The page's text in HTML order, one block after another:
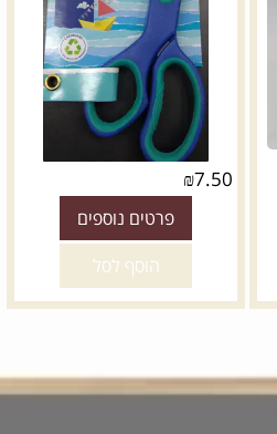
₪7.50
פרטים נוספים
הוסף לסל